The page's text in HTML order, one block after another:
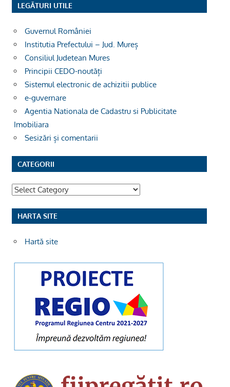
LEGĂTURI UTILE
Guvernul României
Institutia Prefectului – Jud. Mureș
Consiliul Judetean Mures
Principii CEDO-noutăți
Sistemul electronic de achizitii publice
e-guvernare
Agentia Nationala de Cadastru si Publicitate
Imobiliara
Sesizări și comentarii
CATEGORII
Categorii
HARTA SITE
Hartă site